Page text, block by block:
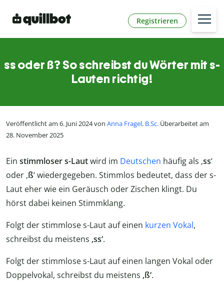
Registrieren
ss oder ß? So schreibst du Wörter mit s-
Lauten richtig!
Veröffentlicht am 6. Juni 2024 von Anna Fragel, B.Sc. Überarbeitet am
28. November 2025
Ein stimmloser s-Lautwird im Deutschen häufig als ‚ss‘
oder ‚ß‘ wiedergegeben. Stimmlos bedeutet, dass der s-
Laut eher wie ein Geräusch oder Zischen klingt. Du
hörst dabei keinen Stimmklang.
Folgt der stimmlose s-Laut auf einen kurzen Vokal,
schreibst du meistens ‚ss‘.
Folgt der stimmlose s-Laut auf einen langen Vokal oder
Doppelvokal, schreibst du meistens ‚ß‘.